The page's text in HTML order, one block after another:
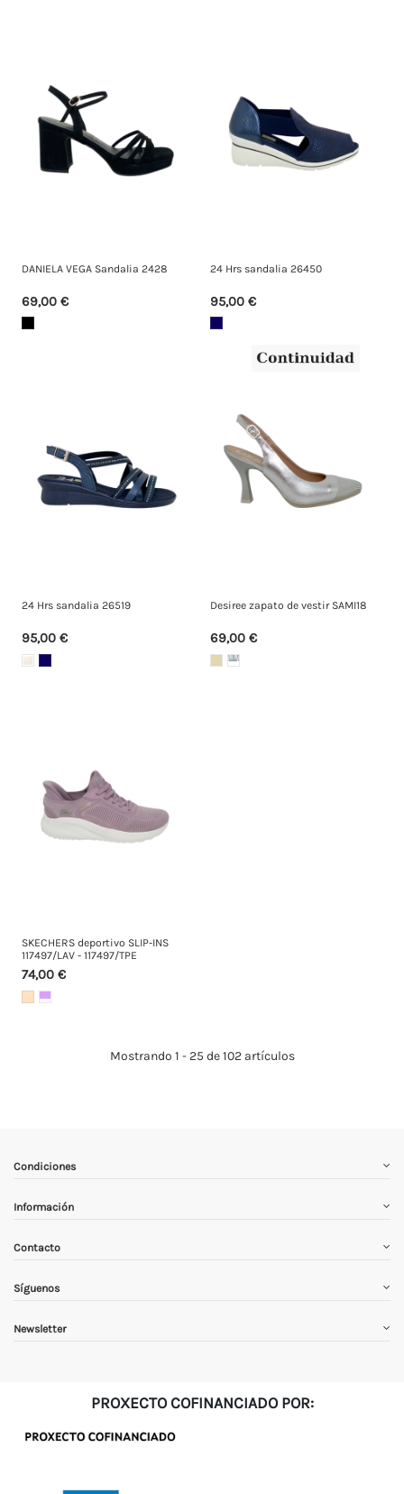
DANIELA VEGA Sandalia 2428
69,00 €
24 Hrs sandalia 26450
95,00 €
24 Hrs sandalia 26519
95,00 €
Desiree zapato de vestir SAMI18
69,00 €
SKECHERS deportivo SLIP-INS
117497/LAV - 117497/TPE
74,00 €
Mostrando 1 - 25 de 102 artículos
Condiciones
Información
Contacto
Síguenos
Newsletter
PROXECTO COFINANCIADO POR: